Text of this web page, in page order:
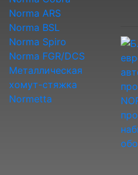
Norma ARS
Norma BSL
Norma Spiro
Norma FGR/DCS
Металлическая
хомут-стяжка
Normetta